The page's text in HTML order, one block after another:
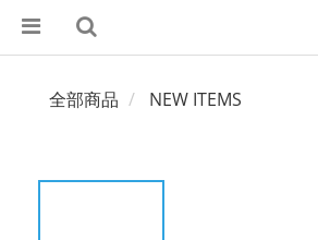
全部商品 NEW ITEMS